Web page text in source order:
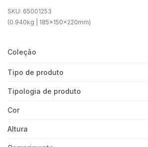
SKU: 65001253
(0.940kg | 185x150x220mm)
Coleção
Tipo de produto
Tipologia de produto
Cor
Altura